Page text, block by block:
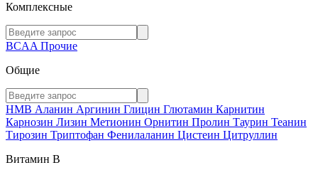
Комплексные
BCAA Прочие
Общие
HMB Аланин Аргинин Глицин Глютамин Карнитин
Карнозин Лизин Метионин Орнитин Пролин Таурин Теанин
Тирозин Триптофан Фенилаланин Цистеин Цитруллин
Витамин В